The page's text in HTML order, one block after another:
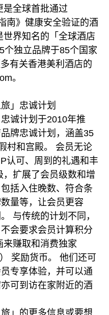
是全球首批通过
南》健康安全验证的酒
界知名的「全球酒店
个独立品牌于85个国家
有关香港美利酒店的
。
」忠诚计划
诚计划于2010年推
牌忠诚计划，涵盖35
村和宫殿。 会员无论
认可、周到的礼遇和丰
扩展了会员级数和增
括入住晚数、符合条
量等，让会员更容
与传统的计划不同，
会要求会员计算积分
赚取和消费独家
奖励货币。 他们还可
专享体验，并可以通
可到访在家附近的酒